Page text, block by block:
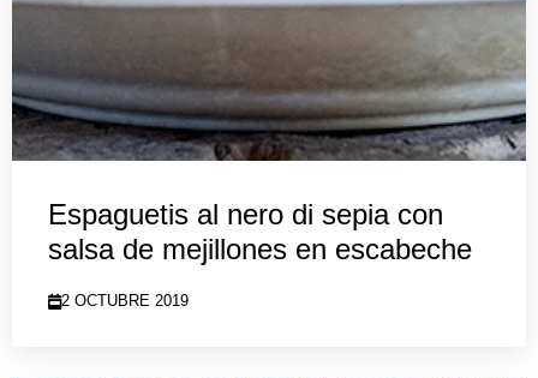
Espaguetis al nero di sepia con
salsa de mejillones en escabeche
2 OCTUBRE 2019